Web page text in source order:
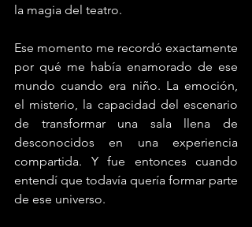
la magia del teatro.
Ese momento me recordó exactamente
por qué me había enamorado de ese
mundo cuando era niño. La emoción,
el misterio, la capacidad del escenario
de transformar una sala llena de
desconocidos en una experiencia
compartida. Y fue entonces cuando
entendí que todavía quería formar parte
de ese universo.